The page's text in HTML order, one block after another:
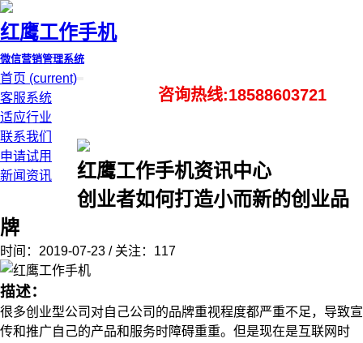
红鹰工作手机
微信营销管理系统
首页 (current)
客服系统
适应行业
联系我们
申请试用
新闻资讯
咨询热线:18588603721
红鹰工作手机资讯中心
创业者如何打造小而新的创业品
牌
时间：2019-07-23 / 关注：117
描述：
很多创业型公司对自己公司的品牌重视程度都严重不足，导致宣
传和推广自己的产品和服务时障碍重重。但是现在是互联网时